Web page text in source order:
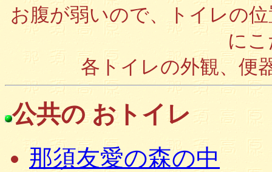
お腹が弱いので、トイレの
に
各トイレの外観、便
公共の おトイレ
那須友愛の森の中